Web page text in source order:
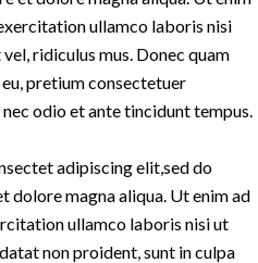
ullamco laboris nisi
ridiculus mus. Donec quam
pretium consectetuer
odio et ante tincidunt tempus.
adipiscing elit,sed do
dolore magna aliqua. Ut enim ad
ullamco laboris nisi ut
non proident, sunt in culpa